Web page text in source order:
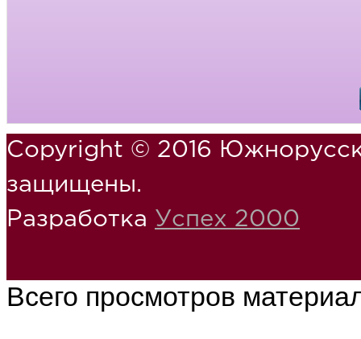
Copyright © 2016
защищены.
Разработка Успех 2000
Всего просмотров